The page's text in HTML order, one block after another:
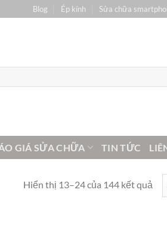
Blog Ép kính Sửa chữa
GIÁ SỬA CHỮA TIN TỨC
Hiển thị 13–24 của 144 kết quả